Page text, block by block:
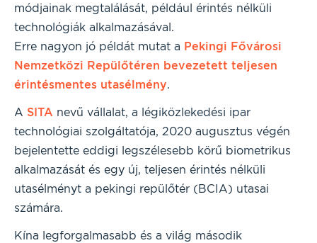
módjainak megtalálását, például érintés nélküli
technológiák alkalmazásával.
Erre nagyon jó példát mutat a Pekingi Fővárosi
Nemzetközi Repülőtéren bevezetett teljesen
érintésmentes utasélmény.
A SITA nevű vállalat, a légiközlekedési ipar
technológiai szolgáltatója, 2020 augusztus végén
bejelentette eddigi legszélesebb körű biometrikus
alkalmazását és egy új, teljesen érintés nélküli
utasélményt a pekingi repülőtér (BCIA) utasai
számára.
Kína legforgalmasabb és a világ második